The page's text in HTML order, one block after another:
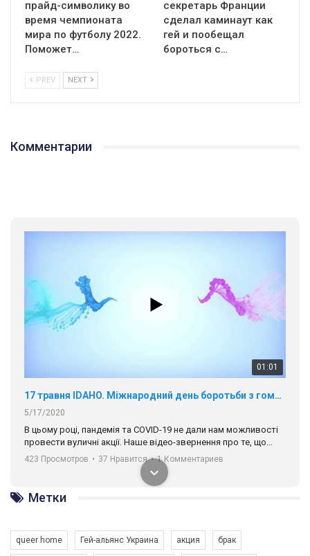
прайд-символику во
время чемпионата
мира по футболу 2022.
Поможет…
секретарь Франции
сделал каминаут как
гей и пообещал
бороться с…
PREV NEXT
Комментарии
01:01
17 травня IDAHO. Міжнародний день боротьби з гомофобією трансфобією і біфобія.
5/17/2020
В цьому році, пандемія та COVІD-19 не дали нам можливості
провести вуличні акції. Наше відео-звернення про те, що
навіть коли ми у різних містах та не можемо зустрінеться, ми
разом. Ми закликаємо всіх хто поділяє цінності рівності та
солідарності, приєднатися до нас. Регіональні підрозділи
ГАУ є в 16 областях України.
Разом наш голос лунає гучніше!
423 Просмотров • 37 Нравится • 1 Комментариев
Метки
queer home Гей-альянс Украина акция брак